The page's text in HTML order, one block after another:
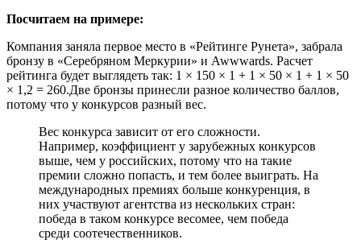
Посчитаем на примере:
Компания заняла первое место в «Рейтинге Рунета», забрала
бронзу в «Серебряном Меркурии» и Awwwards. Расчет
рейтинга будет выглядеть так: 1 × 150 × 1 + 1 × 50 × 1 + 1 × 50
× 1,2 = 260.Две бронзы принесли разное количество баллов,
потому что у конкурсов разный вес.
Вес конкурса зависит от его сложности.
Например, коэффициент у зарубежных конкурсов
выше, чем у российских, потому что на такие
премии сложно попасть, и тем более выиграть. На
международных премиях больше конкуренция, в
них участвуют агентства из нескольких стран:
победа в таком конкурсе весомее, чем победа
среди соотечественников.